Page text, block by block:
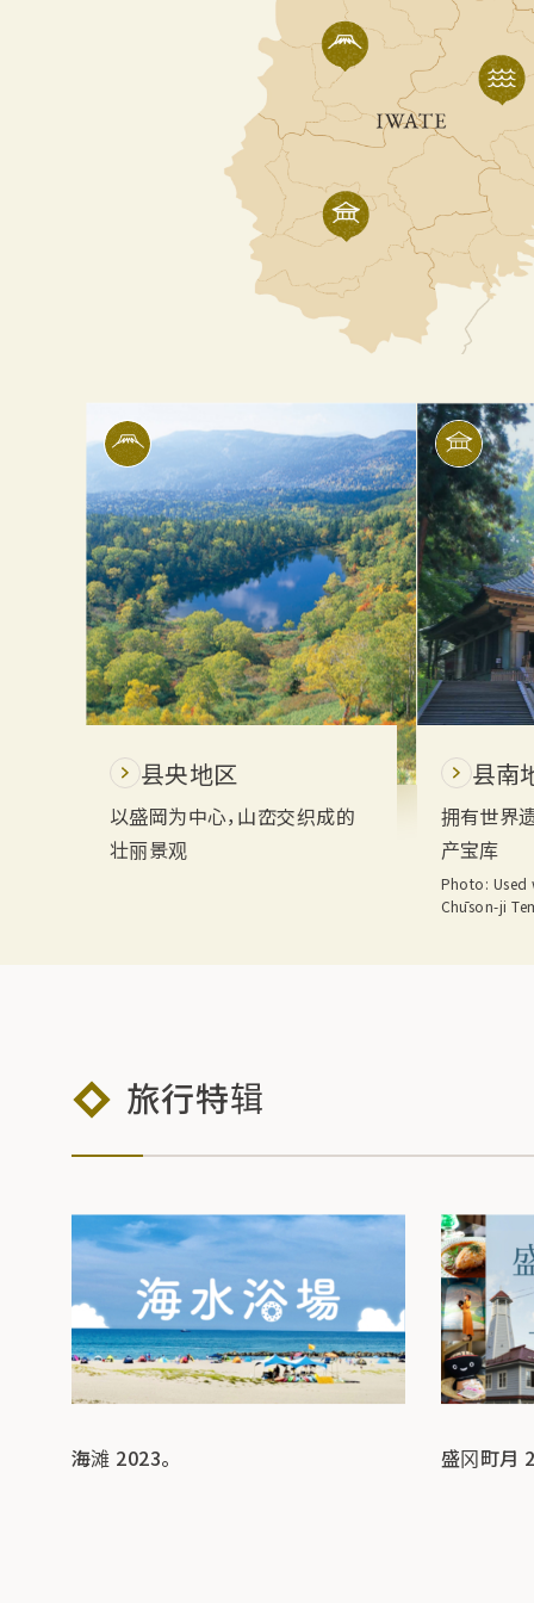
县央地区
以盛岡为中心，山峦交织成的
壮丽景观
县南
拥有世界
产宝库
Photo:
Chūson-ji
旅行特辑
海滩 2023。 盛冈町月